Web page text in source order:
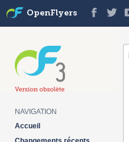
OpenFlyers
NAVIGATION
Accueil